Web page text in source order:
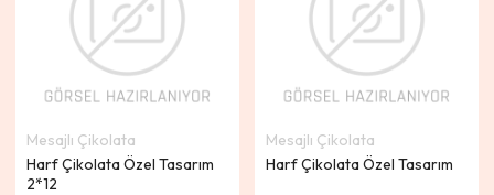
Mesajlı Çikolata
Harf Çikolata Özel Tasarım
2*12
Mesajlı Çikolata
Harf Çikolata Özel Tasarım